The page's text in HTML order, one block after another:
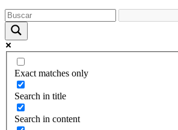
Exact matches only
Search in title
Search in content